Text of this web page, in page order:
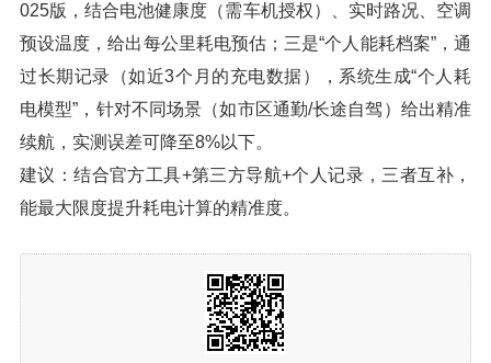
025版，结合电池健康度（需车机授权）、实时路况、空调
预设温度，给出每公里耗电预估；三是“个人能耗档案”，通
过长期记录（如近3个月的充电数据），系统生成“个人耗
电模型”，针对不同场景（如市区通勤/长途自驾）给出精准
续航，实测误差可降至8%以下。
建议：结合官方工具+第三方导航+个人记录，三者互补，
能最大限度提升耗电计算的精准度。